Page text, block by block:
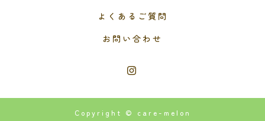
よくあるご質問
お問い合わせ
Copyright © care-melon